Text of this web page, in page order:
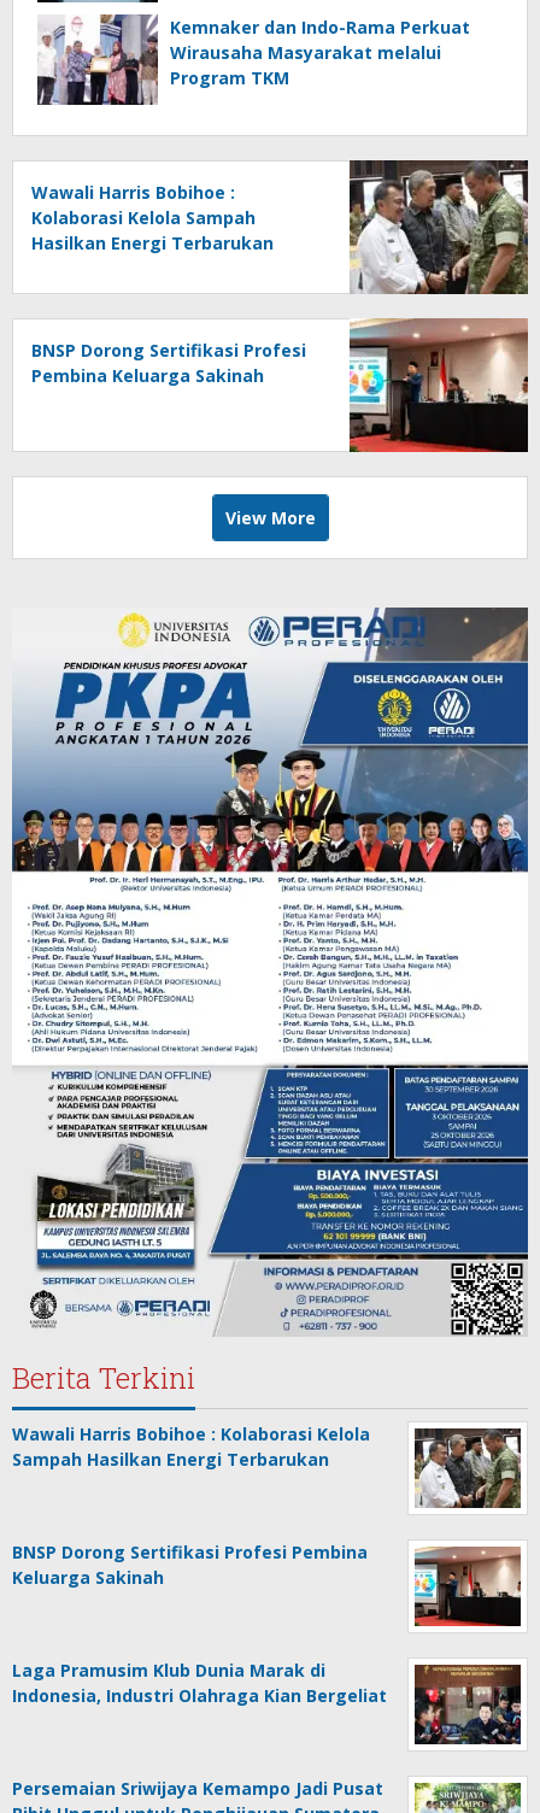
Kemnaker dan Indo-Rama Perkuat
Wirausaha Masyarakat melalui
Program TKM
Wawali Harris Bobihoe :
Kolaborasi Kelola Sampah
Hasilkan Energi Terbarukan
BNSP Dorong Sertifikasi Profesi
Pembina Keluarga Sakinah
View More
Berita Terkini
Wawali Harris Bobihoe : Kolaborasi Kelola
Sampah Hasilkan Energi Terbarukan
BNSP Dorong Sertifikasi Profesi Pembina
Keluarga Sakinah
Laga Pramusim Klub Dunia Marak di
Indonesia, Industri Olahraga Kian Bergeliat
Persemaian Sriwijaya Kemampo Jadi Pusat